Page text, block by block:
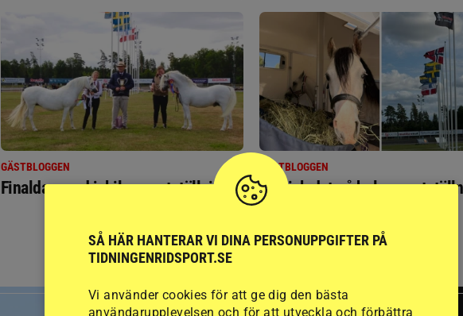
GÄSTBLOGGEN
Finaldag med jubileumsutställning
GÄSTBLOGGEN
Så gick det på helgens
SÅ HÄR HANTERAR VI DINA PERSONUPPGIFTER PÅ
TIDNINGENRIDSPORT.SE
Vi använder cookies för att ge dig den bästa
användarupplevelsen och för att utveckla och förbättra